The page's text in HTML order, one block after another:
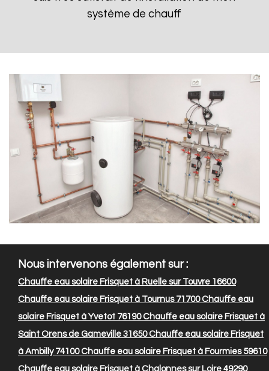
système de chauff
Nous intervenons également sur :
Chauffe eau solaire Frisquet à Ruelle sur Touvre 16600
Chauffe eau solaire Frisquet à Tournus 71700Chauffe eau
solaire Frisquet à Yvetot 76190Chauffe eau solaire Frisquet à
Saint Orens de Gameville 31650Chauffe eau solaire Frisquet
à Ambilly 74100Chauffe eau solaire Frisquet à Fourmies 59610
Chauffe eau solaire Frisquet à Chalonnes sur Loire 49290